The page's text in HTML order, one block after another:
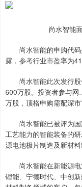
尚水智能
尚水智能的申购代码
露，参考行业市盈率为
尚水智能此次发行股
600万股。投资者参与
万股，顶格申购需配深市
尚水智能已被评为国
工艺能力的智能装备的
源电池极片制造及新材料
尚水智能在新能源电
锂能、宁德时代、中创